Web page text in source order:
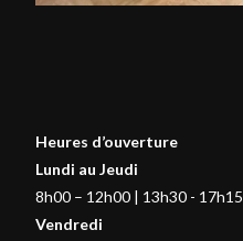
Heures d’ouverture
Lundi au Jeudi
8h00 – 12h00 | 13h30 - 17h15
Vendredi